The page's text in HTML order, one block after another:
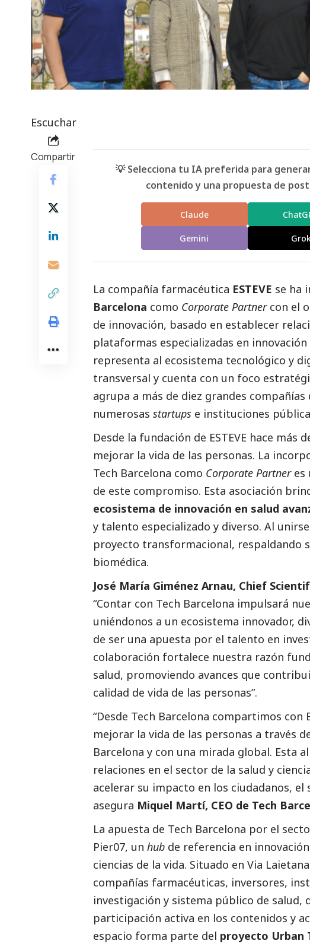
Escuchar
Compartir
💡 Selecciona tu IA preferida para
contenido y una propuesta de
Claude
Gemini
La compañía farmacéutica ESTEVE se ha
Barcelona como Corporate Partnercon el
de innovación, basado en establecer
plataformas especializadas en
representa al ecosistema tecnológico y
transversal y cuenta con un foco
agrupa a más de diez grandes
numerosas startups e instituciones
Desde la fundación de ESTEVE hace más
mejorar la vida de las personas. La
Tech Barcelona como Corporate Partneres
de este compromiso. Esta asociación
ecosistema de innovación en salud
y talento especializado y diverso. Al
proyecto transformacional, respaldando
biomédica.
José María Giménez Arnau, Chief
“Contar con Tech Barcelona impulsará
uniéndonos a un ecosistema innovador,
de ser una apuesta por el talento en
colaboración fortalece nuestra razón
salud, promoviendo avances que
calidad de vida de las personas”.
“Desde Tech Barcelona compartimos con
mejorar la vida de las personas a través
Barcelona y con una mirada global. Esta
relaciones en el sector de la salud y
acelerar su impacto en los ciudadanos, el
asegura Miquel Martí, CEO de Tech
La apuesta de Tech Barcelona por el
Pier07, un hub de referencia en
ciencias de la vida. Situado en Via
compañías farmacéuticas, inversores,
investigación y sistema público de salud,
participación activa en los contenidos y
espacio forma parte del proyecto Urban